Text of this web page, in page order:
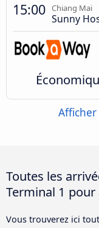
15:00 Chiang Mai
Sunny
Afficher
Toutes les
Terminal 1
Vous trouverez ici